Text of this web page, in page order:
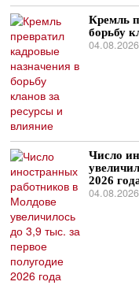
Кремль
борьбу
Число
2026